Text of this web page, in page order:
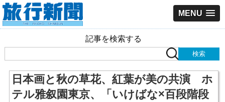
MENU
記事を検索する
日本画と秋の草花、紅葉が美の共演 ホ
テル雅叙園東京、「いけばな×百段階段